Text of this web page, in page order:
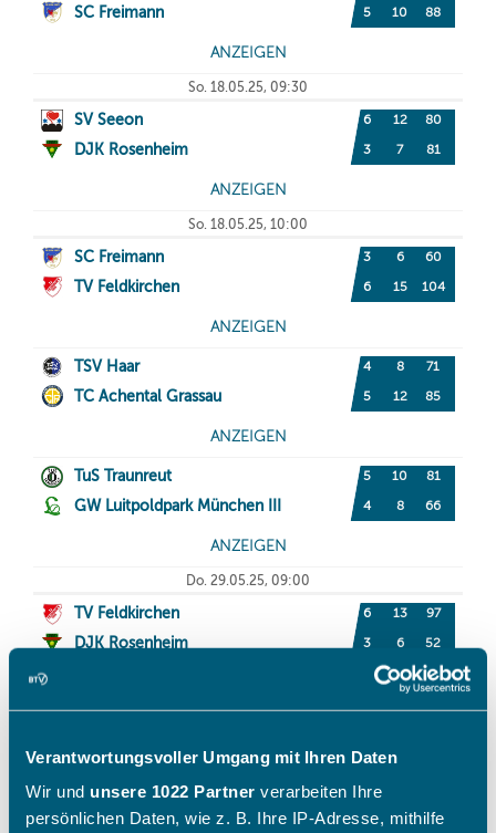
Verantwortungsvoller Umgang mit Ihren Daten
Wir und unsere 1022 Partner verarbeiten Ihre
persönlichen Daten, wie z. B. Ihre IP-Adresse, mithilfe